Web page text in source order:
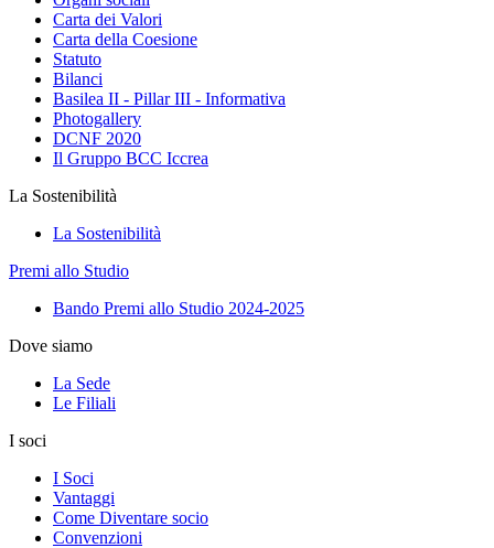
Carta dei Valori
Carta della Coesione
Statuto
Bilanci
Basilea II - Pillar III - Informativa
Photogallery
DCNF 2020
Il Gruppo BCC Iccrea
La Sostenibilità
La Sostenibilità
Premi allo Studio
Bando Premi allo Studio 2024-2025
Dove siamo
La Sede
Le Filiali
I soci
I Soci
Vantaggi
Come Diventare socio
Convenzioni